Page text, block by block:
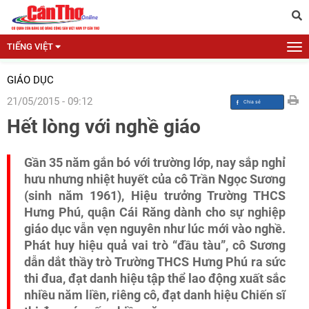
TIẾNG VIỆT
GIÁO DỤC
21/05/2015 - 09:12
Hết lòng với nghề giáo
Gần 35 năm gắn bó với trường lớp, nay sắp nghỉ
hưu nhưng nhiệt huyết của cô Trần Ngọc Sương
(sinh năm 1961), Hiệu trưởng Trường THCS
Hưng Phú, quận Cái Răng dành cho sự nghiệp
giáo dục vẫn vẹn nguyên như lúc mới vào nghề.
Phát huy hiệu quả vai trò “đầu tàu”, cô Sương
dẫn dắt thầy trò Trường THCS Hưng Phú ra sức
thi đua, đạt danh hiệu tập thể lao động xuất sắc
nhiều năm liền, riêng cô, đạt danh hiệu Chiến sĩ